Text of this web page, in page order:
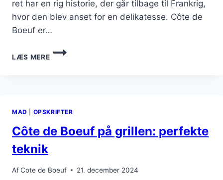
ret har en rig historie, der går tilbage til Frankrig,
hvor den blev anset for en delikatesse. Côte de
Boeuf er…
LÆS MERE
CÔTE
DE
EN
SMAG
MAD OPSKRIFTER
Côte de Boeuf på grillen: perfekte
teknik
AfCote de Boeuf 21. december 2024